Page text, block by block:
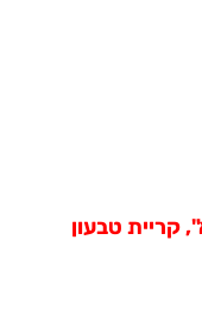
קריית טבעון